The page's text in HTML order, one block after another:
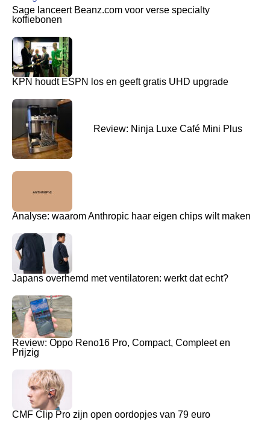
Sage lanceert Beanz.com voor verse specialty
koffiebonen
KPN houdt ESPN los en geeft gratis UHD upgrade
Review: Ninja Luxe Café Mini Plus
Analyse: waarom Anthropic haar eigen chips wilt maken
Japans overhemd met ventilatoren: werkt dat echt?
Review: Oppo Reno16 Pro, Compact, Compleet en
Prijzig
CMF Clip Pro zijn open oordopjes van 79 euro